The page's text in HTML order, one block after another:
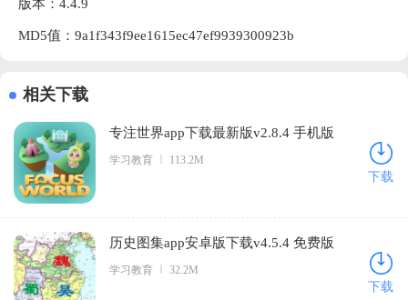
版本：4.4.9
MD5值：9a1f343f9ee1615ec47ef9939300923b
相关下载
专注世界app下载最新版v2.8.4 手机版
学习教育 113.2M
下载
历史图集app安卓版下载v4.5.4 免费版
学习教育 32.2M
下载